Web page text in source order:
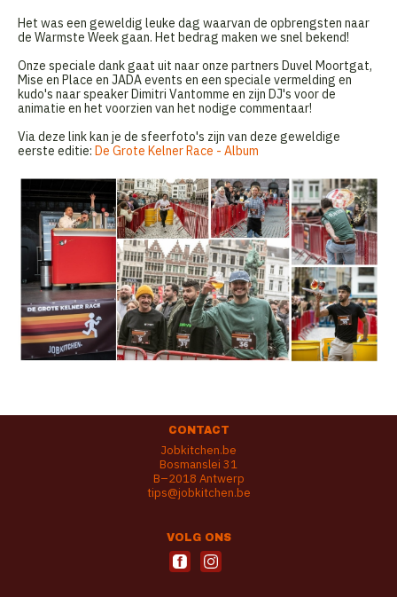
Het was een geweldig leuke dag waarvan de opbrengsten naar
de Warmste Week gaan. Het bedrag maken we snel bekend!
Onze speciale dank gaat uit naar onze partners Duvel Moortgat,
Mise en Place en JADA events en een speciale vermelding en
kudo's naar speaker Dimitri Vantomme en zijn DJ's voor de
animatie en het voorzien van het nodige commentaar!
Via deze link kan je de sfeerfoto's zijn van deze geweldige
eerste editie: De Grote Kelner Race - Album
CONTACT
Jobkitchen.be
Bosmanslei 31
B–2018 Antwerp
tips@jobkitchen.be
VOLG ONS